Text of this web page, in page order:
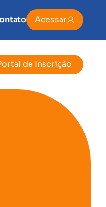
Acessar
de Inscrição